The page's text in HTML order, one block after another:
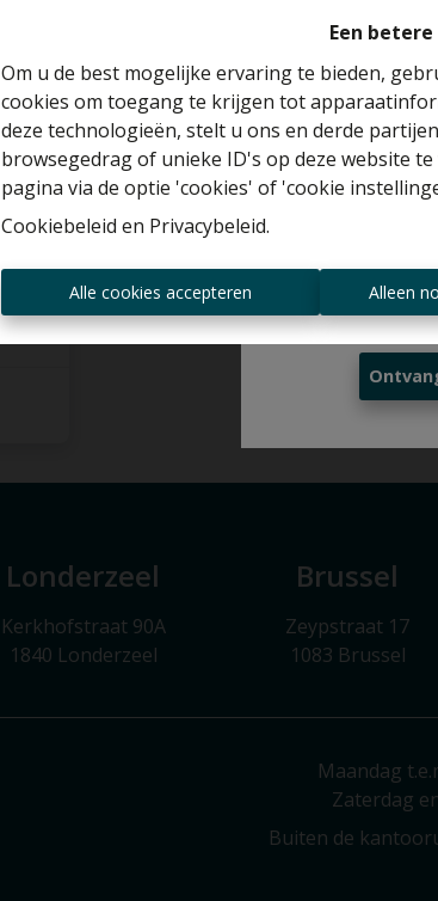
Een
Om u de best mogelijke ervaring te bieden,
cookies om toegang te krijgen tot
deze technologieën, stelt u ons en derde
browsegedrag of unieke ID's op deze website
pagina via de optie 'cookies' of 'cookie
Cookiebeleid en Privacybeleid.
Alle cookies accepteren Alleen
Londerzeel
Kerkhofstraat 90A
1840 Londerzeel
Brussel
Zeypstraat 17
1083 Brussel
Maandag
Zaterdag
Buiten de
Benieuwd
Altijd als